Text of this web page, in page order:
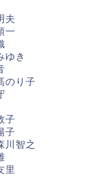
夫
一
ゆき
のり子
子
子
川智之
里